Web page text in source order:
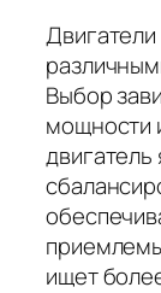
Выбор
мощности
ищет